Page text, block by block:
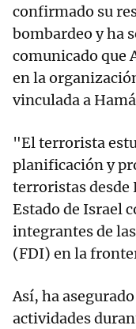
confirmado su
bombardeo y ha
comunicado que
en la
vinculada a
"El terrorista
planificación y
terroristas
Estado de Israel
integrantes de
(FDI) en la
Así, ha
actividades